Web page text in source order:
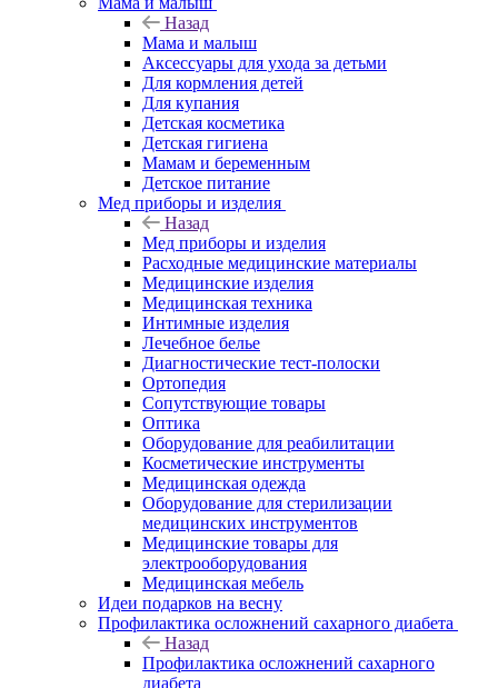
Назад
Мама и малыш
Аксессуары для ухода за детьми
Для кормления детей
Для купания
Детская косметика
Детская гигиена
Мамам и беременным
Детское питание
Мед приборы и изделия
Назад
Мед приборы и изделия
Расходные медицинские материалы
Медицинские изделия
Медицинская техника
Интимные изделия
Лечебное белье
Диагностические тест-полоски
Ортопедия
Сопутствующие товары
Оптика
Оборудование для реабилитации
Косметические инструменты
Медицинская одежда
Оборудование для стерилизации
медицинских инструментов
Медицинские товары для
электрооборудования
Медицинская мебель
Идеи подарков на весну
Профилактика осложнений сахарного диабета
Назад
Профилактика осложнений сахарного
диабета